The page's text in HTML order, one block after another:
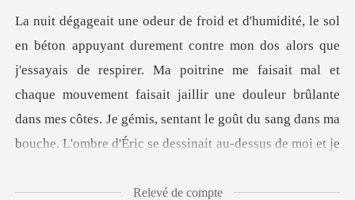
Recharger
Historique
Déconnexion
'essayais de respirer. Ma poitrine me faisait mal et
chaque mouvement faisait jaillir une douleur brûlante
dans
Relevé de compte